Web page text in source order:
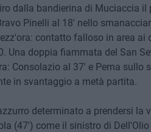
dalla bandierina di Muciaccia il
Pinelli al 18' nello
contatto falloso in area ai
Una doppia fiammata del San
Consolazio al 37' e Perna sullo
in svantaggio a metà partita.
determinato a prendersi la
(47') come il sinistro di